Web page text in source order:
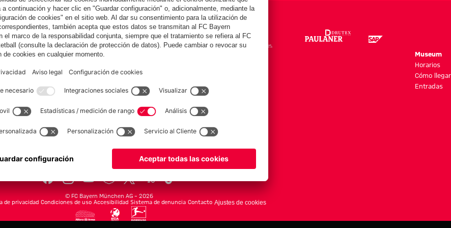
sueños
Colaborador
Jugadores
Nuevo
Rebajas %
Museum
Horarios
Cómo llegar
Entradas
Allianz Arena
© FC Bayern München AG – 2026
de privacidad Condiciones de uso Accesibilidad Sistema de denuncia Contacto Ajustes de cookies